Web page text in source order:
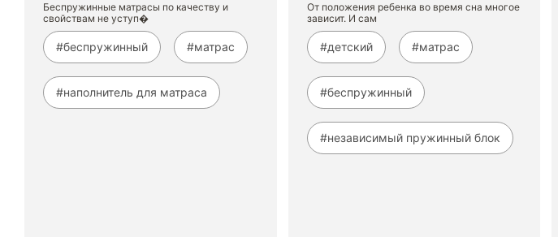
Беспружинные матрасы по качеству и
свойствам не уступ�
#беспружинный #матрас
#наполнитель для матраса
От положения ребенка во время сна многое
зависит. И сам
#детский #матрас
#беспружинный
#независимый пружинный блок